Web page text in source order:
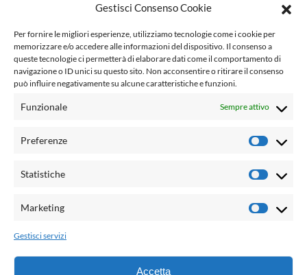
Gestisci Consenso Cookie
Per fornire le migliori esperienze, utilizziamo tecnologie come i cookie per
memorizzare e/o accedere alle informazioni del dispositivo. Il consenso a
queste tecnologie ci permetterà di elaborare dati come il comportamento di
navigazione o ID unici su questo sito. Non acconsentire o ritirare il consenso
può influire negativamente su alcune caratteristiche e funzioni.
Funzionale Sempre attivo
Preferenze
Statistiche
Marketing
Gestisci servizi
Accetta
www.laletteraturaenoi.it
fondato da Romano Luperini
Questo blog non rappresenta una testata giornalistica in
quanto viene aggiornato senza alcuna periodicità. Non può
legge n° 62 del 7.03.2001. L'autore non è responsabile per
email:
Grafica e web:Salvatore Leto